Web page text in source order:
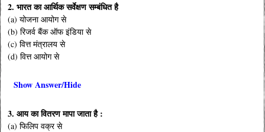
2. भारत का आर्थिक सर्वेक्षण सम्बंधित है
(a) योजना आयोग से
(b) रिजर्व बैंक ऑफ इंडिया से
(c) वित्त मंत्रालय से
(d) वित्त आयोग से
Show Answer/Hide
3. आय का वितरण मापा जाता है :
(a) फिलिप वक्र से